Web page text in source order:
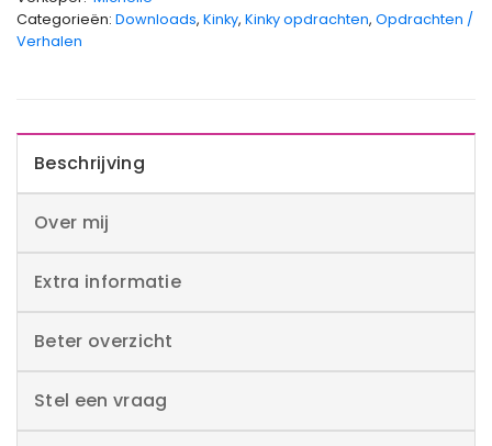
Categorieën: Downloads, Kinky, Kinky opdrachten, Opdrachten /
Verhalen
Beschrijving
Over mij
Extra informatie
Beter overzicht
Stel een vraag